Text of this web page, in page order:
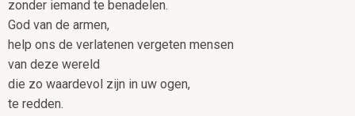
zonder iemand te benadelen.
God van de armen,
help ons de verlatenen vergeten mensen
van deze wereld
die zo waardevol zijn in uw ogen,
te redden.